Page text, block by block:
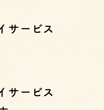
サービス
サービス